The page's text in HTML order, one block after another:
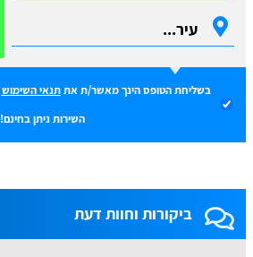
בשליחת הטופס הינך מאשר/ת אתתנאי השימוש
השירות ניתן בחינם!
ביקורות וחוות דעת